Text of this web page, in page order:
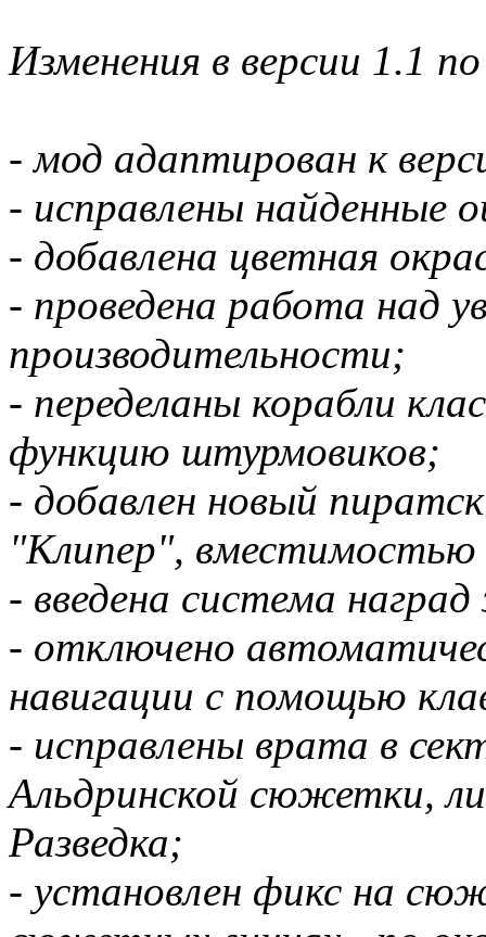
Изменения в версии 1.1
- мод адаптирован к
- исправлены найденные
- добавлена цветная
- проведена работа над
производительности;
- переделаны корабли
функцию штурмовиков;
- добавлен новый
"Клипер", вместимостью
- введена система
- отключено
навигации с помощью
- исправлены врата в
Альдринской сюжетки,
Разведка;
- установлен фикс на